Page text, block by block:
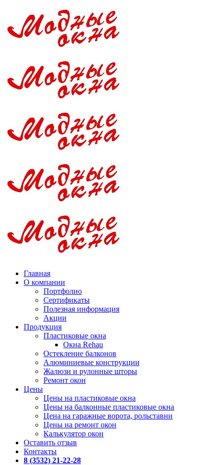
Главная
О компании
Портфолио
Сертификаты
Полезная информация
Акции
Продукция
Пластиковые окна
Окна Rehau
Остекление балконов
Алюминиевые конструкции
Жалюзи и рулонные шторы
Ремонт окон
Цены
Цены на пластиковые окна
Цены на балконные пластиковые окна
Цена на гаражные ворота, рольставни
Цены на ремонт окон
Калькулятор окон
Оставить отзыв
Контакты
8 (3532) 21-22-28